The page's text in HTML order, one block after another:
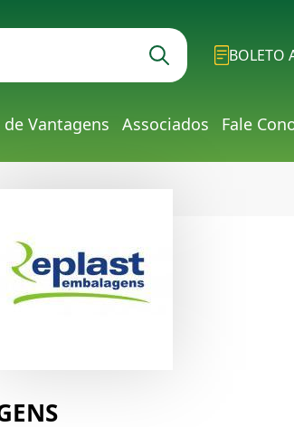
BOLETO
de Vantagens Associados Fale